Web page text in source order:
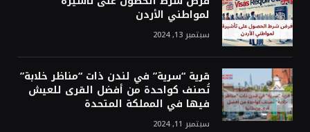
لمواطني الأردن
سبتمبر 13, 2024
قرية “سرية” في لندن ذات “مناظر خلابة”
تُصنف كواحدة من أفضل القرى للعيش
فيها في المملكة المتحدة
سبتمبر 11, 2024